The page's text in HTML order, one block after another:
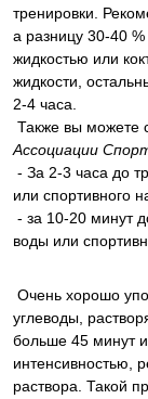
тренировки.
а разницу 30-40
жидкостью или
жидкости,
2-4 часа.
Также вы можете
Ассоциации
- За 2-3 часа до
или спортивного
- за 10-20 минут
воды или
Очень хорошо
углеводы,
больше 45 минут
интенсивностью,
раствора. Такой